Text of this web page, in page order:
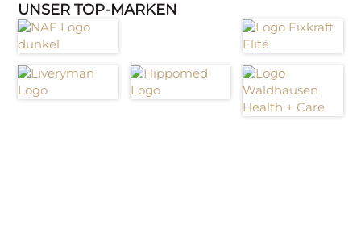
UNSER TOP-MARKEN